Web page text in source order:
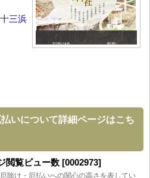
三浜
いについて詳細ページはこち
閲覧ビュー数 [0002973]
除け・厄払いへの関心の高さを表してい